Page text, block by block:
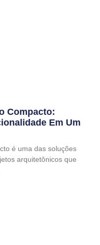
Compacto:
Em Um
é uma das soluções
arquitetônicos que